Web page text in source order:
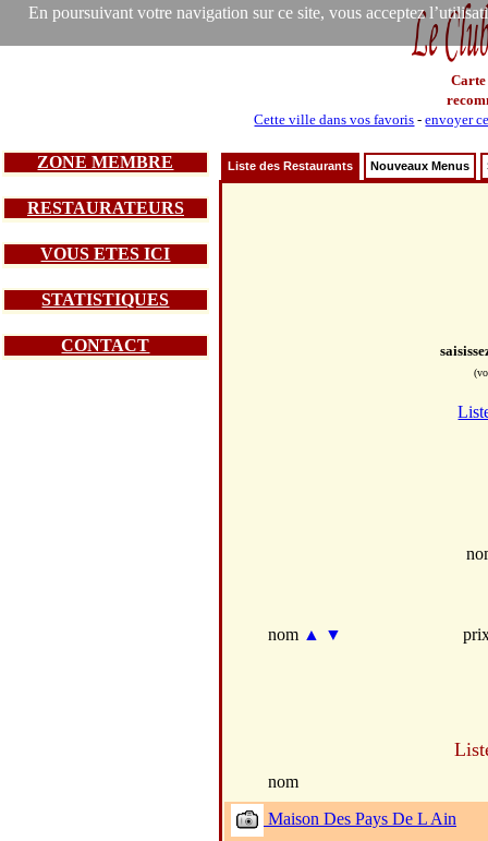
En poursuivant votre navigation sur ce site, vous acceptez
Carte
Cette ville dans vos favoris -envoyer
ZONE MEMBRE
RESTAURATEURS
VOUS ETES ICI
STATISTIQUES
CONTACT
Liste des Restaurants Nouveaux Menus
nom ▲ ▼
nom
Maison Des Pays De L Ain